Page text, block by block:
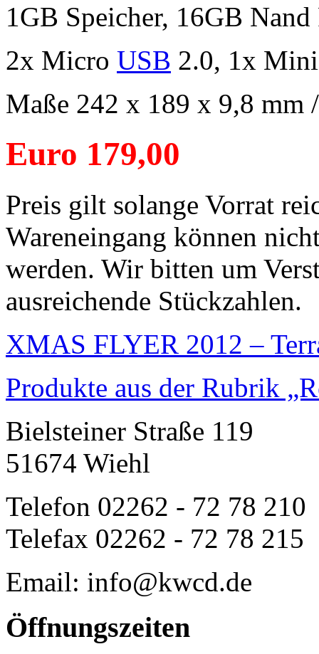
1GB Speicher, 16GB
2x Micro USB 2.0, 1x
Maße 242 x 189 x 9,8 mm
Euro 179,00
Preis gilt solange Vorrat
Wareneingang können
werden. Wir bitten um
ausreichende Stückzahlen.
XMAS FLYER 2012 –
Produkte aus der Rubrik
Bielsteiner Straße 119
51674 Wiehl
Telefon 02262 - 72 78 210
Telefax 02262 - 72 78 215
Email: info@kwcd.de
Öffnungszeiten